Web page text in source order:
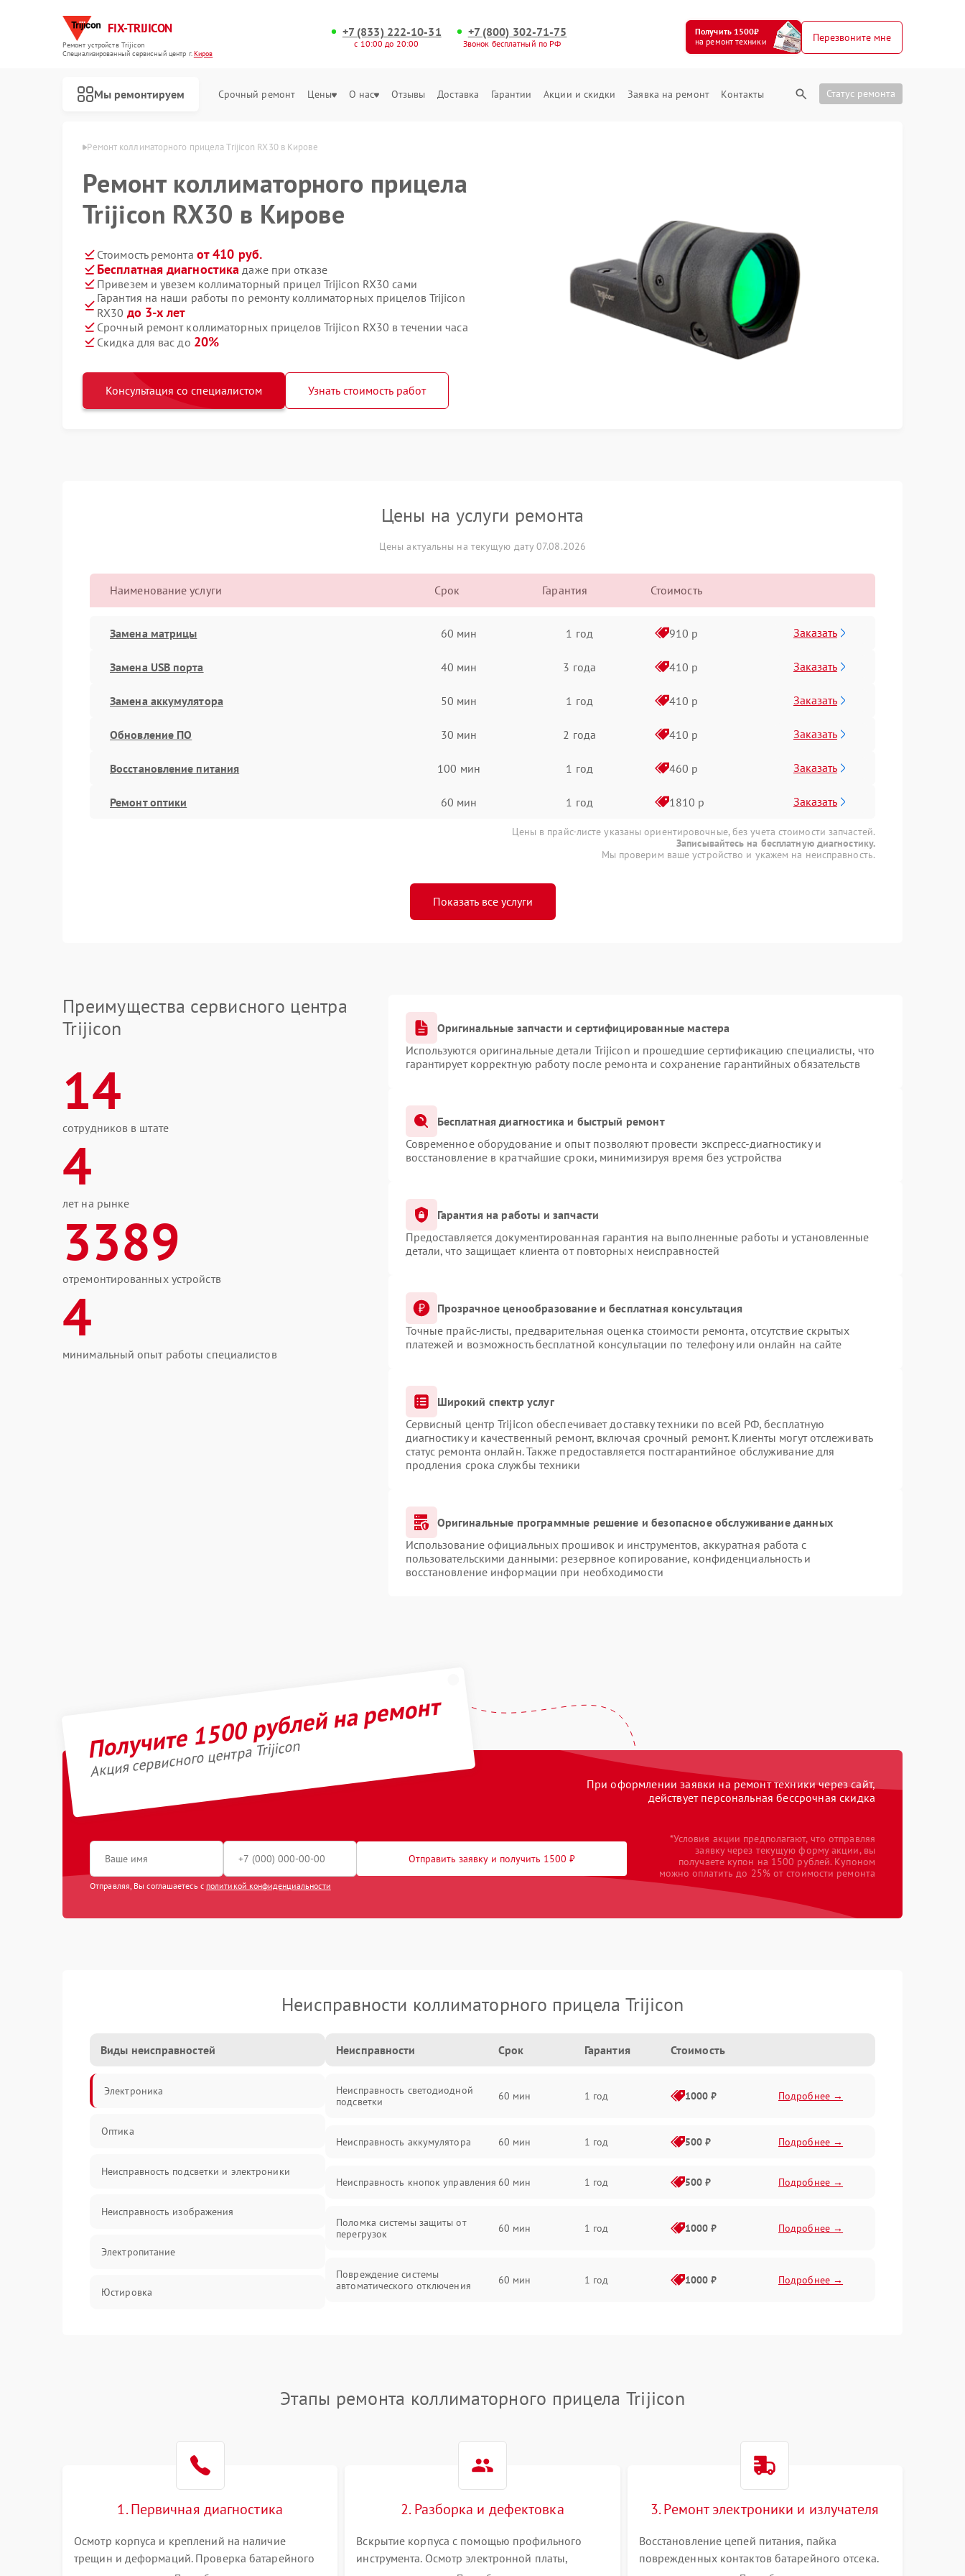
FIX-TRIJICON
Ремонт устройств Trijicon
Специализированный cервисный центр г.Киров
+7 (833) 222-10-31
с 10:00 до 20:00
+7 (800) 302-71-75
Звонок бесплатный по РФ
Получить 1500₽
на ремонт техники
Перезвоните мне
Мы ремонтируем Срочный ремонт Цены О нас Отзывы Доставка Гарантии Акции и скидки Заявка на ремонт Контакты Статус ремонта
Trijicon в Кирове Ремонт коллиматорного прицела Trijicon RX30 в Кирове
Ремонт коллиматорного прицела
Trijicon RX30 в Кирове
Стоимость ремонта от 410 руб.
Бесплатная диагностика даже при отказе
Привезем и увезем коллиматорный прицел Trijicon RX30 сами
Гарантия на наши работы по ремонту коллиматорных прицелов Trijicon
RX30 до 3-х лет
Срочный ремонт коллиматорных прицелов Trijicon RX30 в течении часа
Скидка для вас до 20%
Консультация со специалистом Узнать стоимость работ
Цены на услуги ремонта
Цены актуальны на текущую дату 07.08.2026
Наименование услуги Срок Гарантия Стоимость
Замена матрицы 60 мин 1 год 910 р Заказать
Замена USB порта 40 мин 3 года 410 р Заказать
Замена аккумулятора 50 мин 1 год 410 р Заказать
Обновление ПО 30 мин 2 года 410 р Заказать
Восстановление питания 100 мин 1 год 460 р Заказать
Ремонт оптики 60 мин 1 год 1810 р Заказать
Цены в прайс-листе указаны ориентировочные, без учета стоимости запчастей.
Записывайтесь на бесплатную диагностику.
Мы проверим ваше устройство и укажем на неисправность.
Показать все услуги
Преимущества сервисного центра
Trijicon
14
сотрудников в штате
4
лет на рынке
3389
отремонтированных устройств
4
минимальный опыт работы специалистов
Оригинальные запчасти и сертифицированные мастера
Используются оригинальные детали Trijicon и прошедшие сертификацию специалисты, что
гарантирует корректную работу после ремонта и сохранение гарантийных обязательств
Бесплатная диагностика и быстрый ремонт
Современное оборудование и опыт позволяют провести экспресс-диагностику и
восстановление в кратчайшие сроки, минимизируя время без устройства
Гарантия на работы и запчасти
Предоставляется документированная гарантия на выполненные работы и установленные
детали, что защищает клиента от повторных неисправностей
Прозрачное ценообразование и бесплатная консультация
Точные прайс-листы, предварительная оценка стоимости ремонта, отсутствие скрытых
платежей и возможность бесплатной консультации по телефону или онлайн на сайте
Широкий спектр услуг
Сервисный центр Trijicon обеспечивает доставку техники по всей РФ, бесплатную
диагностику и качественный ремонт, включая срочный ремонт. Клиенты могут отслеживать
статус ремонта онлайн. Также предоставляется постгарантийное обслуживание для
продления срока службы техники
Оригинальные программные решение и безопасное обслуживание данных
Использование официальных прошивок и инструментов, аккуратная работа с
пользовательскими данными: резервное копирование, конфиденциальность и
восстановление информации при необходимости
Получите 1500 рублей на ремонт
Акция сервисного центра Trijicon
При оформлении заявки на ремонт техники через сайт,
действует персональная бессрочная скидка
Отправить заявку и получить 1500 ₽
Отправляя, Вы соглашаетесь с политикой конфиденциальности
*Условия акции предполагают, что отправляя
заявку через текущую форму акции, вы
получаете купон на 1500 рублей. Купоном
можно оплатить до 25% от стоимости ремонта
Неисправности коллиматорного прицела Trijicon
Виды неисправностей
Электроника
Оптика
Неисправность подсветки и электроники
Неисправность изображения
Электропитание
Юстировка
Неисправности Срок Гарантия Стоимость
Неисправность светодиодной
подсветки
60 мин 1 год 1000 ₽ Подробнее →
Неисправность аккумулятора 60 мин 1 год 500 ₽ Подробнее →
Неисправность кнопок управления 60 мин 1 год 500 ₽ Подробнее →
Поломка системы защиты от
перегрузок
60 мин 1 год 1000 ₽ Подробнее →
Повреждение системы
автоматического отключения
60 мин 1 год 1000 ₽ Подробнее →
60 мин Подробнее →
перегрузок
60 мин 1000 ₽ Подробнее →
Этапы ремонта коллиматорного прицела Trijicon
1. Первичная диагностика
Осмотр корпуса и креплений на наличие
трещин и деформаций. Проверка батарейного
2. Разборка и дефектовка
Вскрытие корпуса с помощью профильного
инструмента. Осмотр электронной платы,
3. Ремонт электроники и излучателя
Восстановление цепей питания, пайка
поврежденных контактов батарейного отсека.